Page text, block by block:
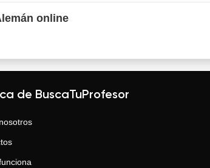
online
de BuscaTuProfesor